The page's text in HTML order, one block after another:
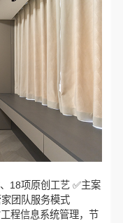
18项原创工艺 ✅主案
团队服务模式
程信息系统管理，节